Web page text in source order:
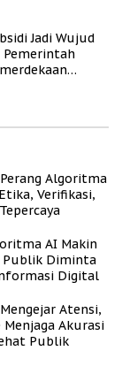
Jadi Wujud
Algoritma
Verifikasi,
AI Makin
Publik Diminta
Digital
Atensi,
Akurasi
Publik